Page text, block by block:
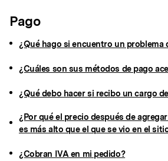
Pago
¿Qué hago si encuentro un problema
¿Cuáles son sus métodos de pago
¿Qué debo hacer si recibo un cargo
¿Por qué el precio después de
es más alto que el que se vio en el
¿Cobran IVA en mi pedido?